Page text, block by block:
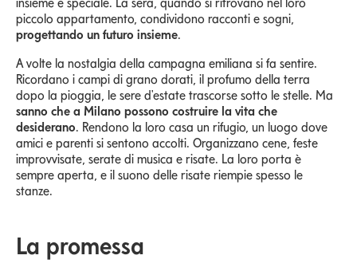
piccolo appartamento, condividono racconti e sogni,
progettando un futuro insieme.
A volte la nostalgia della campagna emiliana si fa sentire.
Ricordano i campi di grano dorati, il profumo della terra
dopo la pioggia, le sere d'estate trascorse sotto le stelle. Ma
sanno che a Milano possono costruire la vita che
desiderano. Rendono la loro casa un rifugio, un luogo dove
amici e parenti si sentono accolti. Organizzano cene, feste
improvvisate, serate di musica e risate. La loro porta è
sempre aperta, e il suono delle risate riempie spesso le
stanze.
La promessa